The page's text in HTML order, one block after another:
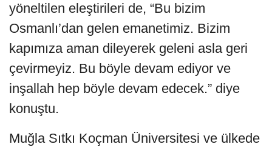
yöneltilen eleştirileri de, “Bu bizim
Osmanlı’dan gelen emanetimiz. Bizim
kapımıza aman dileyerek geleni asla geri
çevirmeyiz. Bu böyle devam ediyor ve
inşallah hep böyle devam edecek.” diye
konuştu.
Muğla Sıtkı Koçman Üniversitesi ve ülkede